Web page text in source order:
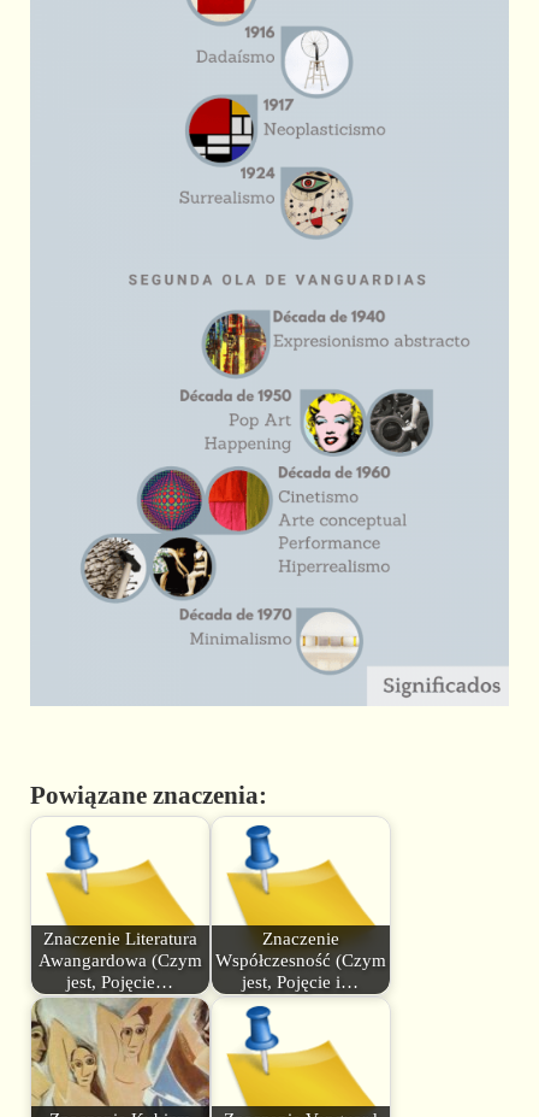
Powiązane znaczenia:
Znaczenie Literatura
Awangardowa (Czym
jest, Pojęcie…
Znaczenie
Współczesność (Czym
jest, Pojęcie i…